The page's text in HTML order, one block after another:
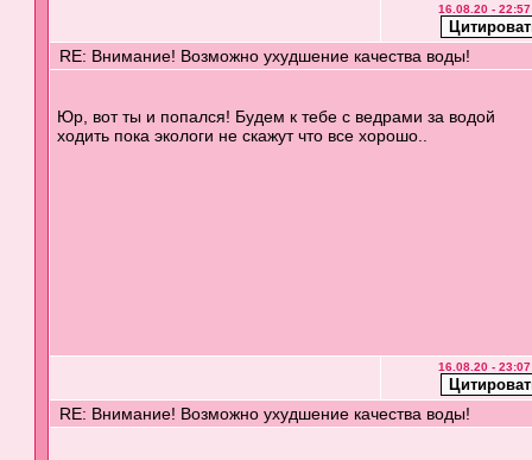
16.08.20 -
RE: Внимание! Возможно ухудшение качества воды!
Юр, вот ты и попался! Будем к тебе с ведрами за водой
ходить пока экологи не скажут что все хорошо..
16.08.20 -
RE: Внимание! Возможно ухудшение качества воды!